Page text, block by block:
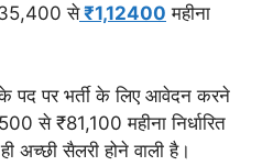
से₹1,12400 महीना
पद पर भर्ती के लिए आवेदन करने
से ₹81,100 महीना निर्धारित
अच्छी सैलरी होने वाली है।